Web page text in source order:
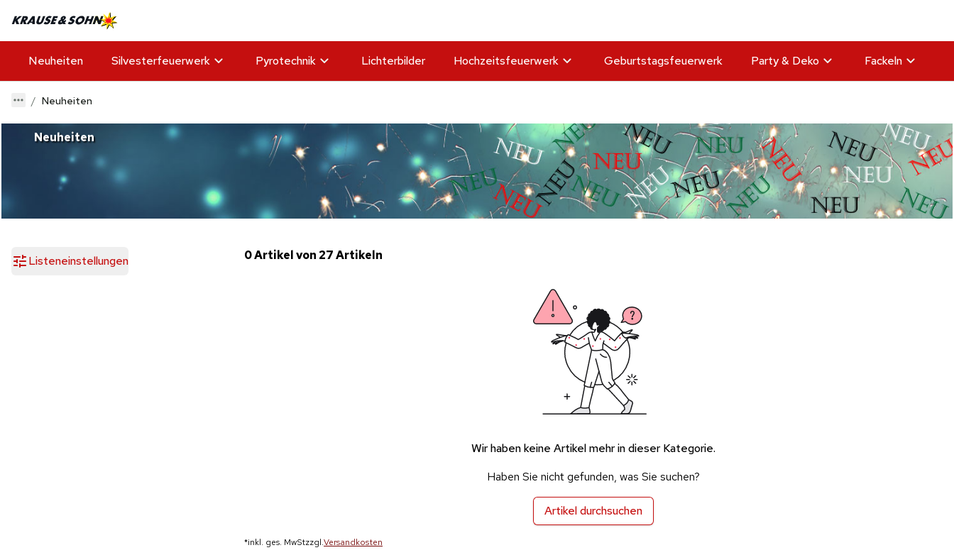
Neuheiten Silvesterfeuerwerk Pyrotechnik Lichterbilder Hochzeitsfeuerwerk Geburtstagsfeuerwerk Party & Deko Fackeln
Neuheiten
Neuheiten
Listeneinstellungen 0 Artikel von 27 Artikeln
Wir haben keine Artikel mehr in dieser Kategorie.
Haben Sie nicht gefunden, was Sie suchen?
Artikel durchsuchen
*inkl. ges. MwStzzgl.Versandkosten